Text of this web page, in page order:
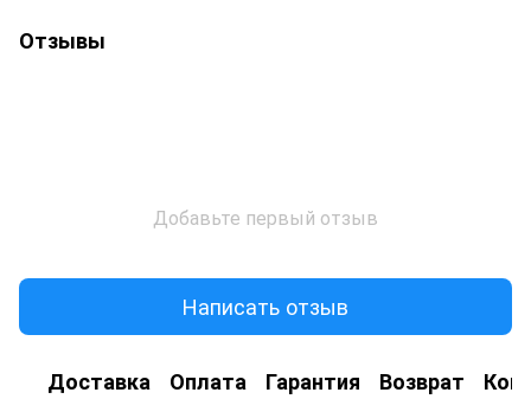
Отзывы
Добавьте первый отзыв
Написать отзыв
Доставка Оплата Гарантия Возврат